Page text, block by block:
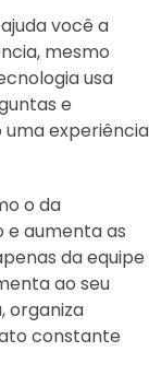
você a
mesmo
usa
e
experiência
o da
e aumenta as
da equipe
ao seu
organiza
constante